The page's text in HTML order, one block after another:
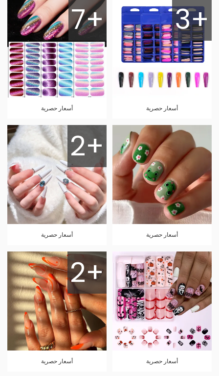
3+
أسعار حصرية
7+
أسعار حصرية
أسعار حصرية
2+
أسعار حصرية
أسعار حصرية
2+
أسعار حصرية